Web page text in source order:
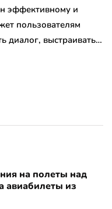
эффективному и
пользователям
диалог, выстраивать…
на полеты над
авиабилеты из